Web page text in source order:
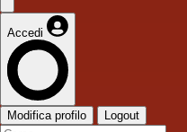
Accedi
Modifica profilo Logout